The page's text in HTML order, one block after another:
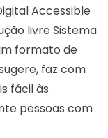
Accessible
livre Sistema
formato de
faz com
fácil às
pessoas com